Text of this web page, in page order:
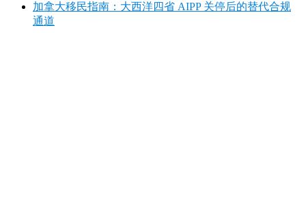
加拿大移民指南：大西洋四省 AIPP 关停后的替代合规
通道